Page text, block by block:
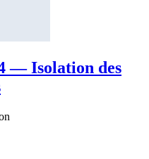
— Isolation des